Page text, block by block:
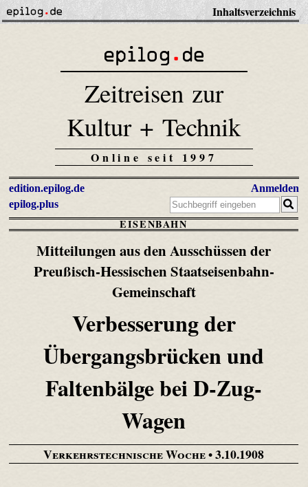
Inhaltsverzeichnis
Zeitreisen zur
Kultur + Technik
Online seit 1997
edition.epilog.de
epilog.plus
Anmelden
EISENBAHN
Mitteilungen aus den Ausschüssen der
Preußisch-Hessischen Staatseisenbahn-
Gemeinschaft
Verbesserung der
Übergangsbrücken und
Faltenbälge bei D-Zug-
Wagen
Verkehrstechnische Woche• 3.10.1908